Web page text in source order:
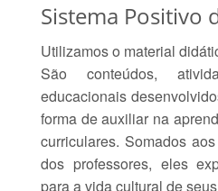
Sistema Positivo
Utilizamos o material
São conteúdos,
educacionais
forma de auxiliar na
curriculares. Somados
dos professores, eles
para a vida cultural de